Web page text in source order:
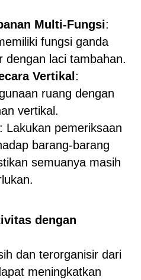
Multi-Fungsi:
fungsi ganda
dengan laci tambahan.
Vertikal :
ruang dengan
vertikal.
: Lakukan pemeriksaan
barang-barang
semuanya masih
dengan
dan terorganisir dari
meningkatkan